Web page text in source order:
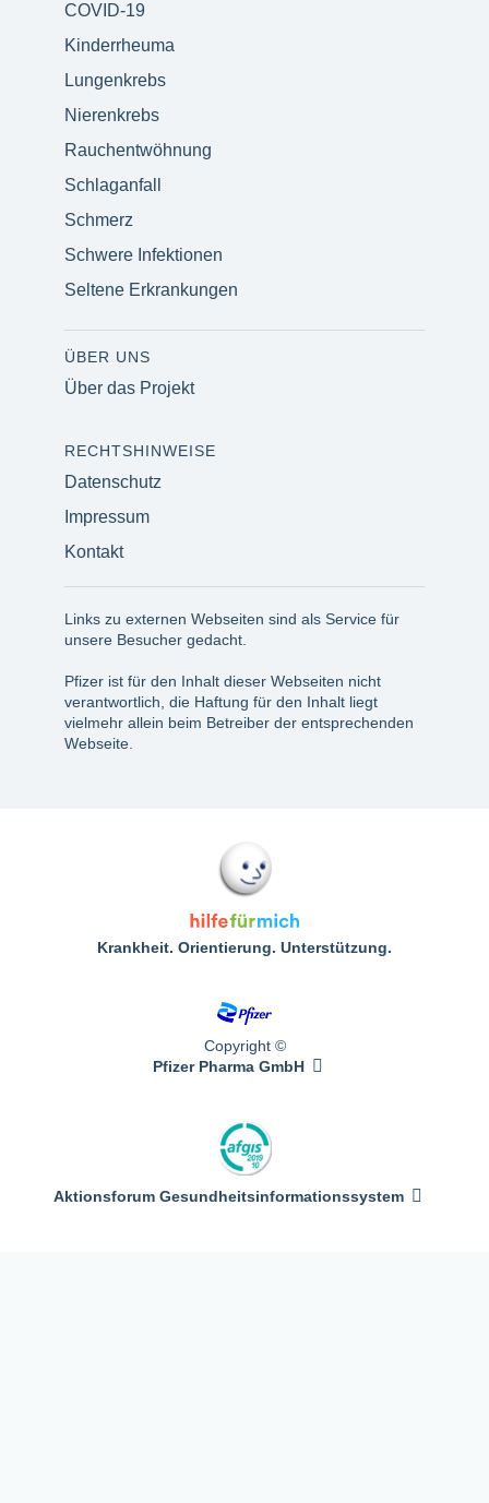
COVID-19
Kinderrheuma
Lungenkrebs
Nierenkrebs
Rauchentwöhnung
Schlaganfall
Schmerz
Schwere Infektionen
Seltene Erkrankungen
ÜBER UNS
Über das Projekt
RECHTSHINWEISE
Datenschutz
Impressum
Kontakt
Links zu externen Webseiten sind als Service für
unsere Besucher gedacht.
Pfizer ist für den Inhalt dieser Webseiten nicht
verantwortlich, die Haftung für den Inhalt liegt
vielmehr allein beim Betreiber der entsprechenden
Webseite.
Krankheit. Orientierung. Unterstützung.
Copyright ©
Pfizer Pharma GmbH
Aktionsforum Gesundheitsinformationssystem